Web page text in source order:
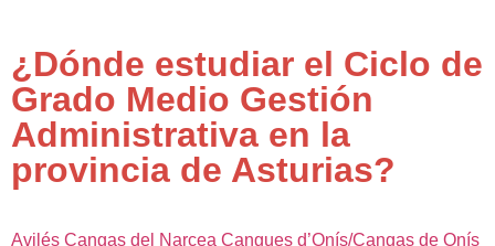
¿Dónde estudiar el Ciclo de
Grado Medio Gestión
Administrativa en la
provincia de Asturias?
Avilés Cangas del Narcea Cangues d’Onís/Cangas de Onís